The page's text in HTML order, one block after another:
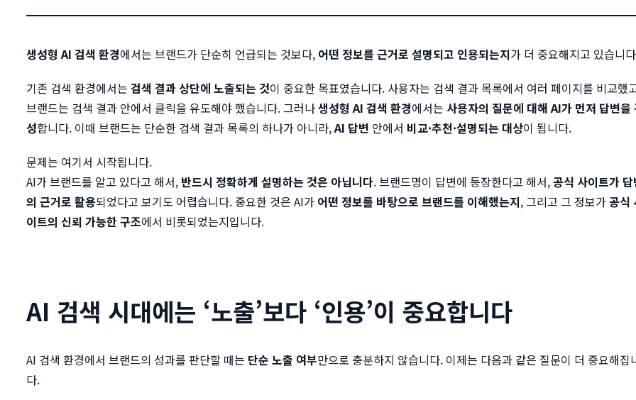
생성형 AI 검색 환경에서는 브랜드가 단순히 언급되는 것보다, 어떤 정보를 근거로 설명되고 인용되는지가 더 중요해지고 있습니
기존 검색 환경에서는 검색 결과 상단에 노출되는 것이 중요한 목표였습니다. 사용자는 검색 결과 목록에서 여러 페이지를 비교했
브랜드는 검색 결과 안에서 클릭을 유도해야 했습니다. 그러나생성형 AI 검색 환경에서는 사용자의 질문에 대해 AI가 먼저 답변을
성합니다. 이때 브랜드는 단순한 검색 결과 목록의 하나가 아니라,AI 답변 안에서 비교·추천·설명되는 대상이 됩니다.
문제는 여기서 시작됩니다.
AI가 브랜드를 알고 있다고 해서, 반드시 정확하게 설명하는 것은 아닙니다. 브랜드명이 답변에 등장한다고 해서, 공식 사이트가 답
의 근거로 활용되었다고 보기도 어렵습니다. 중요한 것은 AI가 어떤 정보를 바탕으로 브랜드를 이해했는지, 그리고 그 정보가 공식
이트의 신뢰 가능한 구조에서 비롯되었는지입니다.
AI 검색 시대에는 ‘노출’보다 ‘인용’이 중요합니다
AI 검색 환경에서 브랜드의 성과를 판단할 때는 단순 노출 여부만으로 충분하지 않습니다. 이제는 다음과 같은 질문이 더 중요해집
다.